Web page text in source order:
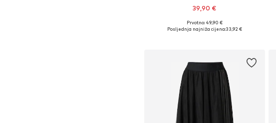
39,90 €
Dostupne veličine: 34, 36, 38, 40, 44
Prvotno: 49,90 €
Posljednja najniža cijena:33,92 €